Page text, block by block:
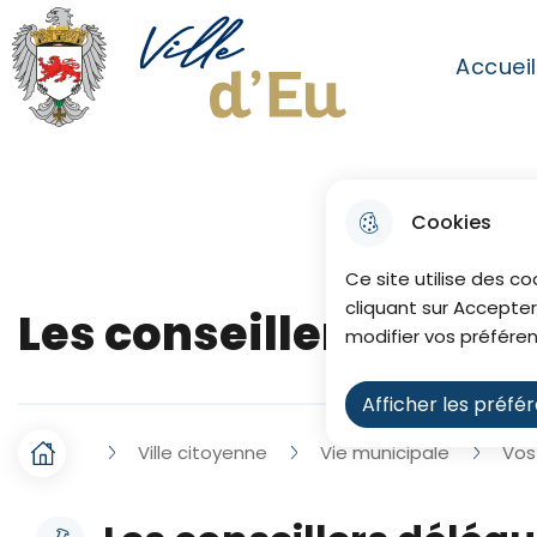
Cookies
Ce site utilise des
cliquant sur
modifier vos
Afficher les
Aller au menu Aller à la recherche Aller au
Menu
Accueil
Les conseillers
FAccueil Ville citoyenne Vie municipale